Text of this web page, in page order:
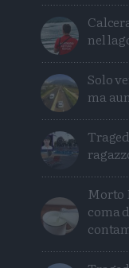
nel
Solo
ma
Morto
coma